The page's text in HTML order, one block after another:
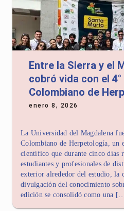
Entre la Sierra y el
cobró vida con el
Colombiano de
enero 8, 2026
La Universidad del Magdalena
Colombiano de Herpetología, un
científico que durante cinco días
estudiantes y profesionales de
exterior alrededor del estudio, la
divulgación del conocimiento
edición se consolidó como una